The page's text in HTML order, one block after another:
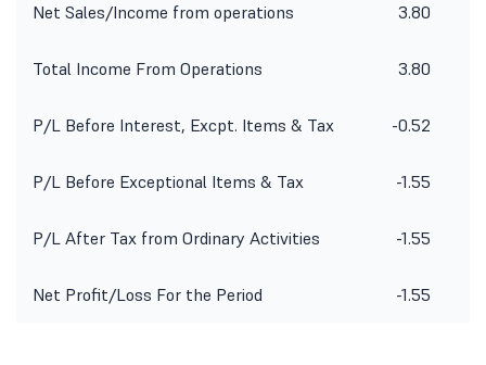
Net Sales/Income from operations 3.80
Total Income From Operations 3.80
P/L Before Interest, Excpt. Items & Tax -0.52
P/L Before Exceptional Items & Tax -1.55
P/L After Tax from Ordinary Activities -1.55
Net Profit/Loss For the Period -1.55